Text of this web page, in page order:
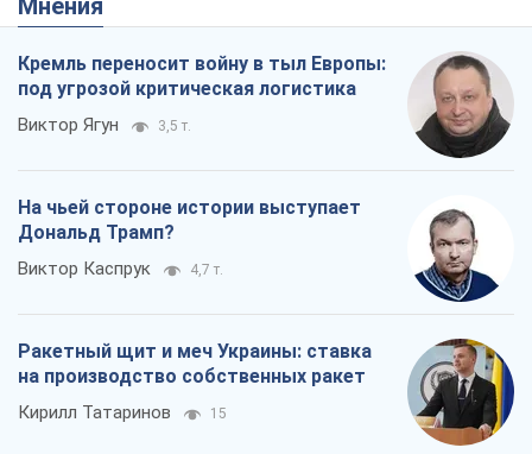
Мнения
Кремль переносит войну в тыл Европы:
под угрозой критическая логистика
Виктор Ягун 3,5 т.
На чьей стороне истории выступает
Дональд Трамп?
Виктор Каспрук 4,7 т.
Ракетный щит и меч Украины: ставка
на производство собственных ракет
Кирилл Татаринов 15